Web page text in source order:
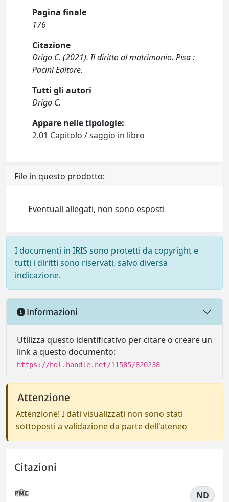
Pagina finale
176
Citazione
Drigo C. (2021). Il diritto al matrimonio. Pisa :
Pacini Editore.
Tutti gli autori
Drigo C.
Appare nelle tipologie:
2.01 Capitolo / saggio in libro
File in questo prodotto:
Eventuali allegati, non sono esposti
I documenti in IRIS sono protetti da copyright e
tutti i diritti sono riservati, salvo diversa
indicazione.
Informazioni
Utilizza questo identificativo per citare o creare un
link a questo documento:
https://hdl.handle.net/11585/820238
Attenzione
Attenzione! I dati visualizzati non sono stati
sottoposti a validazione da parte dell'ateneo
Citazioni
ND